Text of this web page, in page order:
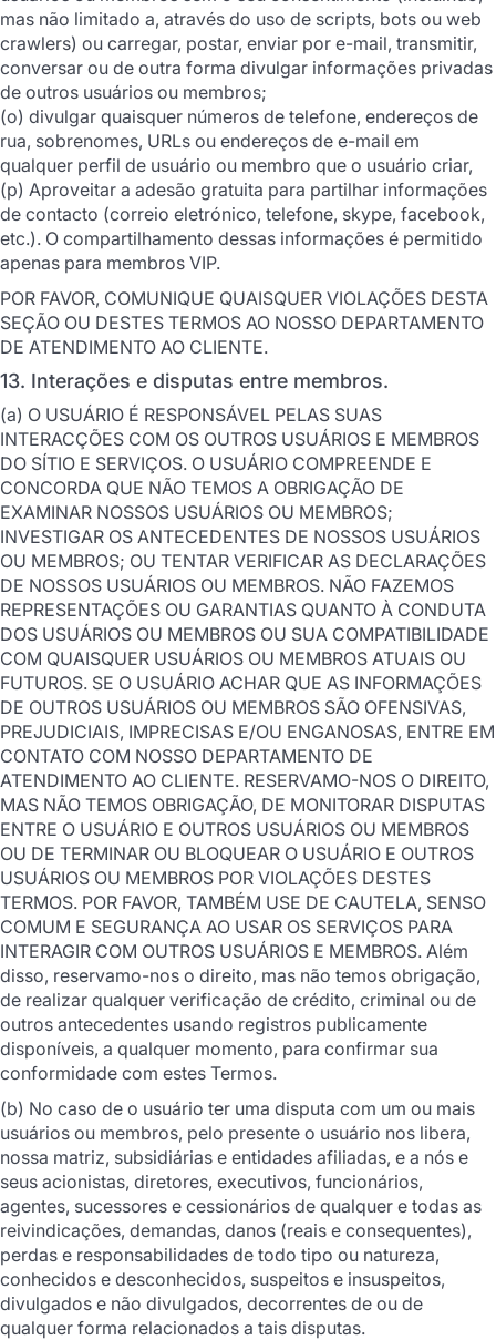
mas não limitado a, através do uso de scripts, bots ou web
crawlers) ou carregar, postar, enviar por e-mail, transmitir,
conversar ou de outra forma divulgar informações privadas
de outros usuários ou membros;
(o) divulgar quaisquer números de telefone, endereços de
rua, sobrenomes, URLs ou endereços de e-mail em
qualquer perfil de usuário ou membro que o usuário criar,
(p) Aproveitar a adesão gratuita para partilhar informações
de contacto (correio eletrónico, telefone, skype, facebook,
etc.). O compartilhamento dessas informações é permitido
apenas para membros VIP.
POR FAVOR, COMUNIQUE QUAISQUER VIOLAÇÕES DESTA
SEÇÃO OU DESTES TERMOS AO NOSSO DEPARTAMENTO
DE ATENDIMENTO AO CLIENTE.
13. Interações e disputas entre membros.
(a) O USUÁRIO É RESPONSÁVEL PELAS SUAS
INTERACÇÕES COM OS OUTROS USUÁRIOS E MEMBROS
DO SÍTIO E SERVIÇOS. O USUÁRIO COMPREENDE E
CONCORDA QUE NÃO TEMOS A OBRIGAÇÃO DE
EXAMINAR NOSSOS USUÁRIOS OU MEMBROS;
INVESTIGAR OS ANTECEDENTES DE NOSSOS USUÁRIOS
OU MEMBROS; OU TENTAR VERIFICAR AS DECLARAÇÕES
DE NOSSOS USUÁRIOS OU MEMBROS. NÃO FAZEMOS
REPRESENTAÇÕES OU GARANTIAS QUANTO À CONDUTA
DOS USUÁRIOS OU MEMBROS OU SUA COMPATIBILIDADE
COM QUAISQUER USUÁRIOS OU MEMBROS ATUAIS OU
FUTUROS. SE O USUÁRIO ACHAR QUE AS INFORMAÇÕES
DE OUTROS USUÁRIOS OU MEMBROS SÃO OFENSIVAS,
PREJUDICIAIS, IMPRECISAS E/OU ENGANOSAS, ENTRE EM
CONTATO COM NOSSO DEPARTAMENTO DE
ATENDIMENTO AO CLIENTE. RESERVAMO-NOS O DIREITO,
MAS NÃO TEMOS OBRIGAÇÃO, DE MONITORAR DISPUTAS
ENTRE O USUÁRIO E OUTROS USUÁRIOS OU MEMBROS
OU DE TERMINAR OU BLOQUEAR O USUÁRIO E OUTROS
USUÁRIOS OU MEMBROS POR VIOLAÇÕES DESTES
TERMOS. POR FAVOR, TAMBÉM USE DE CAUTELA, SENSO
COMUM E SEGURANÇA AO USAR OS SERVIÇOS PARA
INTERAGIR COM OUTROS USUÁRIOS E MEMBROS. Além
disso, reservamo-nos o direito, mas não temos obrigação,
de realizar qualquer verificação de crédito, criminal ou de
outros antecedentes usando registros publicamente
disponíveis, a qualquer momento, para confirmar sua
conformidade com estes Termos.
(b) No caso de o usuário ter uma disputa com um ou mais
usuários ou membros, pelo presente o usuário nos libera,
nossa matriz, subsidiárias e entidades afiliadas, e a nós e
seus acionistas, diretores, executivos, funcionários,
agentes, sucessores e cessionários de qualquer e todas as
reivindicações, demandas, danos (reais e consequentes),
perdas e responsabilidades de todo tipo ou natureza,
conhecidos e desconhecidos, suspeitos e insuspeitos,
divulgados e não divulgados, decorrentes de ou de
qualquer forma relacionados a tais disputas.